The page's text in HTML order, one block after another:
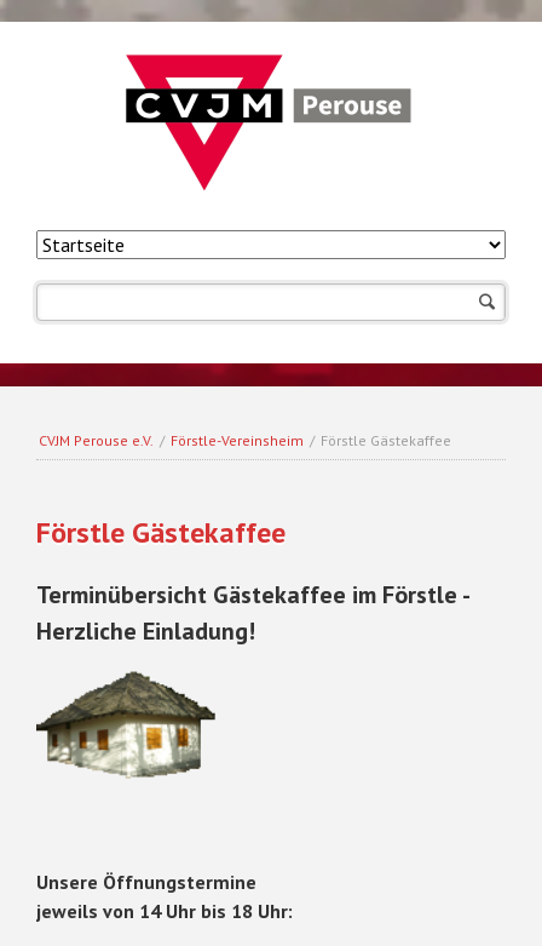
CVJM Perouse e.V. / Förstle-Vereinsheim / Förstle Gästekaffee
Förstle Gästekaffee
Terminübersicht Gästekaffee im Förstle -
Herzliche Einladung!
Unsere Öffnungstermine
jeweils von 14 Uhr bis 18 Uhr: